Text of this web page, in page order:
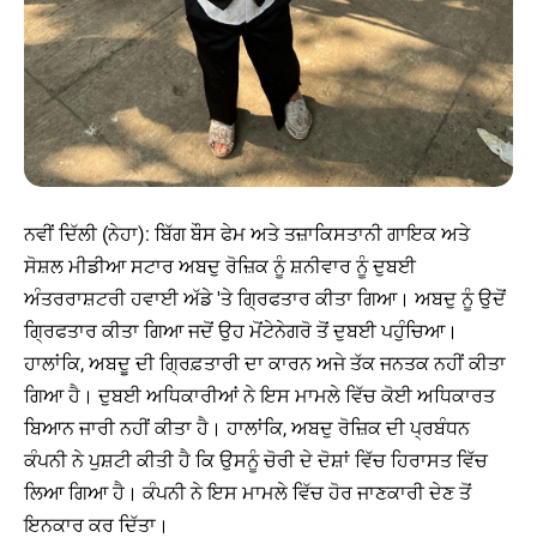
ਨਵੀਂ ਦਿੱਲੀ (ਨੇਹਾ): ਬਿੱਗ ਬੌਸ ਫੇਮ ਅਤੇ ਤਜ਼ਾਕਿਸਤਾਨੀ ਗਾਇਕ ਅਤੇ
ਸੋਸ਼ਲ ਮੀਡੀਆ ਸਟਾਰ ਅਬਦੁ ਰੋਜ਼ਿਕ ਨੂੰ ਸ਼ਨੀਵਾਰ ਨੂੰ ਦੁਬਈ
ਅੰਤਰਰਾਸ਼ਟਰੀ ਹਵਾਈ ਅੱਡੇ 'ਤੇ ਗ੍ਰਿਫਤਾਰ ਕੀਤਾ ਗਿਆ। ਅਬਦੁ ਨੂੰ ਉਦੋਂ
ਗ੍ਰਿਫਤਾਰ ਕੀਤਾ ਗਿਆ ਜਦੋਂ ਉਹ ਮੋਂਟੇਨੇਗਰੋ ਤੋਂ ਦੁਬਈ ਪਹੁੰਚਿਆ।
ਹਾਲਾਂਕਿ, ਅਬਦੂ ਦੀ ਗ੍ਰਿਫ਼ਤਾਰੀ ਦਾ ਕਾਰਨ ਅਜੇ ਤੱਕ ਜਨਤਕ ਨਹੀਂ ਕੀਤਾ
ਗਿਆ ਹੈ। ਦੁਬਈ ਅਧਿਕਾਰੀਆਂ ਨੇ ਇਸ ਮਾਮਲੇ ਵਿੱਚ ਕੋਈ ਅਧਿਕਾਰਤ
ਬਿਆਨ ਜਾਰੀ ਨਹੀਂ ਕੀਤਾ ਹੈ। ਹਾਲਾਂਕਿ, ਅਬਦੁ ਰੋਜ਼ਿਕ ਦੀ ਪ੍ਰਬੰਧਨ
ਕੰਪਨੀ ਨੇ ਪੁਸ਼ਟੀ ਕੀਤੀ ਹੈ ਕਿ ਉਸਨੂੰ ਚੋਰੀ ਦੇ ਦੋਸ਼ਾਂ ਵਿੱਚ ਹਿਰਾਸਤ ਵਿੱਚ
ਲਿਆ ਗਿਆ ਹੈ। ਕੰਪਨੀ ਨੇ ਇਸ ਮਾਮਲੇ ਵਿੱਚ ਹੋਰ ਜਾਣਕਾਰੀ ਦੇਣ ਤੋਂ
ਇਨਕਾਰ ਕਰ ਦਿੱਤਾ।